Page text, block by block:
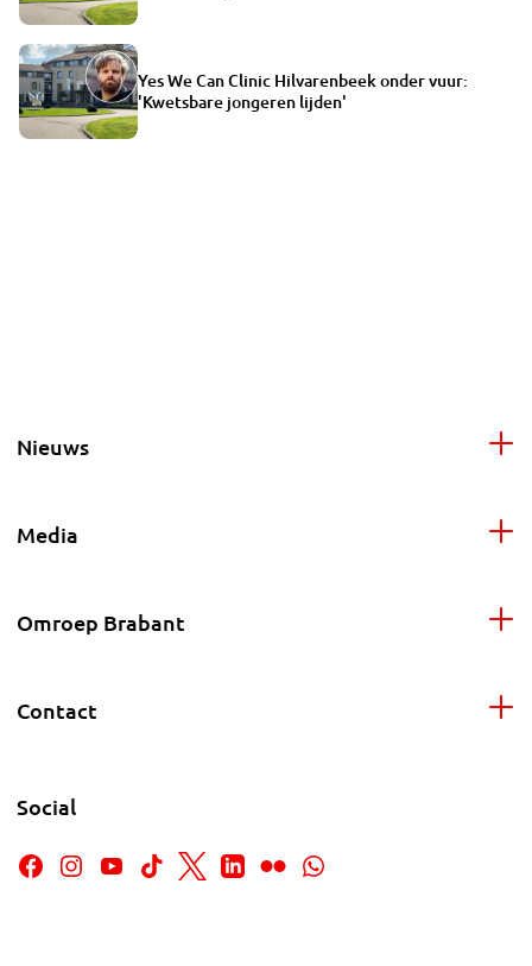
Yes We Can Clinic Hilvarenbeek onder vuur:
'Kwetsbare jongeren lijden'
Nieuws
Media
Omroep Brabant
Contact
Social